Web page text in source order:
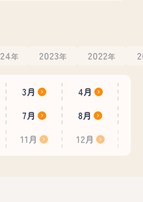
年 2023年 2022年
3月
4月
7月
8月
11月 12月